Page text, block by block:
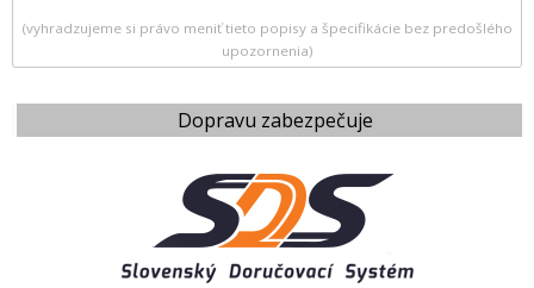
Dopravu zabezpečuje
(vyhradzujeme si právo meniť tieto popisy a špecifikácie bez predošlého
upozornenia)